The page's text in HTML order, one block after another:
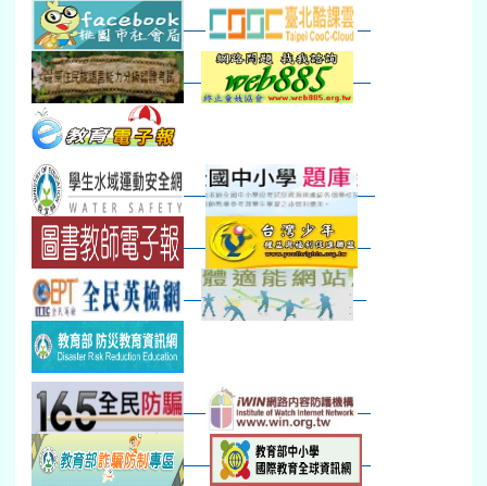
八九年級返校8-9
防災演練工作分配及...
30 31 2 3
本週_健康檢查週各班器材負責人訓練
發放班級書箱及晨讀...
技藝教育學程說明會...
12:30幹部訓練七年級新生健檢
本週_友善校園週收學生證、換補教科...
本週_圖書館開放借...
開學日
第一週
超額比序暨免試入學...